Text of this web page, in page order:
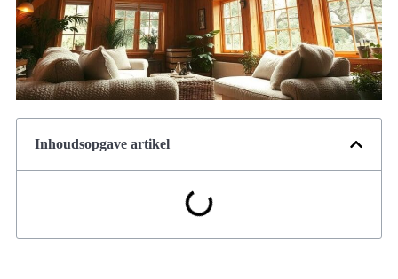
Inhoudsopgave artikel